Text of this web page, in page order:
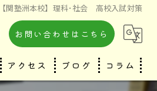
【関塾洲本校】理科･社会 高校入試対策
お問い合わせはこちら
アクセス ブログ コラム